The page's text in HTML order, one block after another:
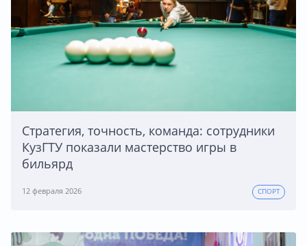
Стратегия, точность, команда: сотрудники
КузГТУ показали мастерство игры в
бильярд
12 февраля 2026 СПОРТ